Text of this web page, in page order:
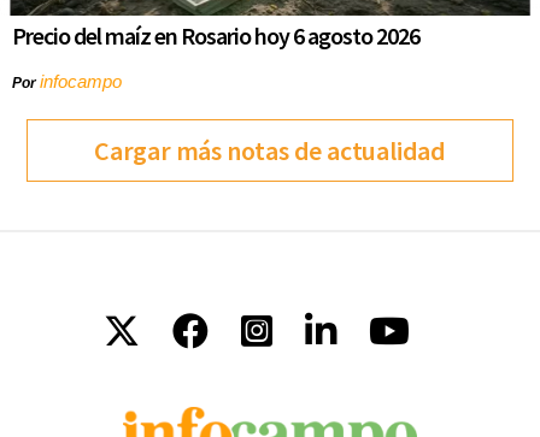
Precio del maíz en Rosario hoy 6 agosto 2026
Porinfocampo
Cargar más notas de actualidad